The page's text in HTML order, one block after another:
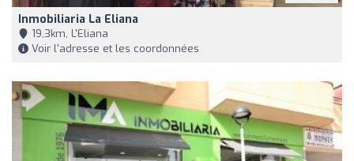
Inmobiliaria La Eliana
19,3km, L'Eliana
Voir l'adresse et les coordonnées